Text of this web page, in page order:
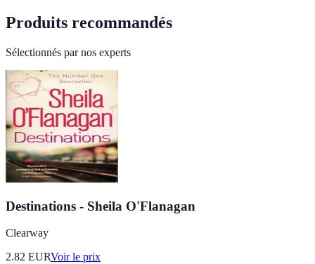
Produits recommandés
Sélectionnés par nos experts
Destinations - Sheila O'Flanagan
Clearway
2.82 EURVoir le prix